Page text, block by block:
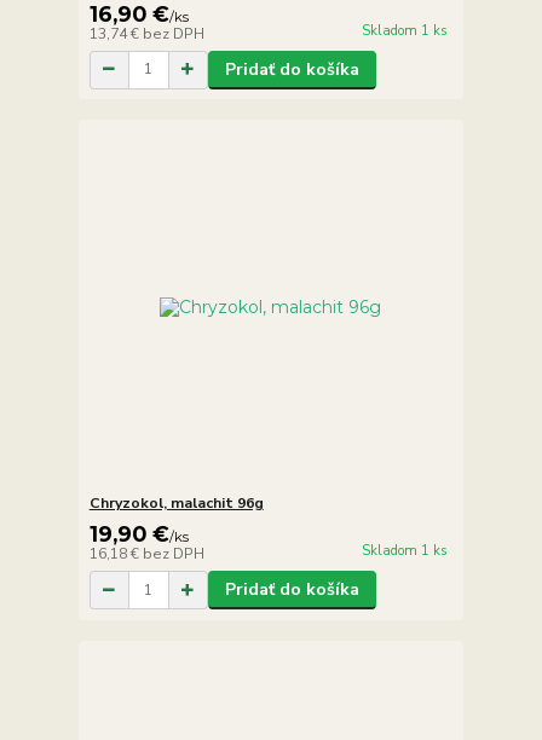
16,90 €/ks
13,74 € bez DPH Skladom 1 ks
Pridať do košíka
Chryzokol, malachit 96g
19,90 €/ks
16,18 € bez DPH Skladom 1 ks
Pridať do košíka